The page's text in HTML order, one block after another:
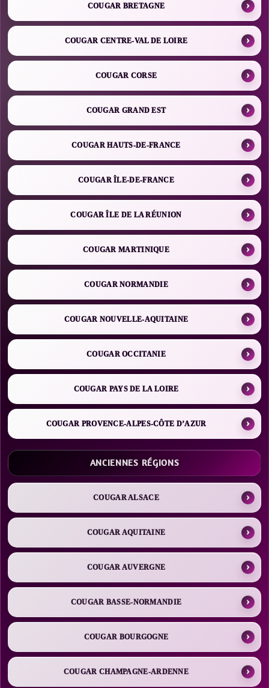
COUGAR BRETAGNE
COUGAR CENTRE-VAL DE LOIRE
COUGAR CORSE
COUGAR GRAND EST
COUGAR HAUTS-DE-FRANCE
COUGAR ÎLE-DE-FRANCE
COUGAR ÎLE DE LA RÉUNION
COUGAR MARTINIQUE
COUGAR NORMANDIE
COUGAR NOUVELLE-AQUITAINE
COUGAR OCCITANIE
COUGAR PAYS DE LA LOIRE
COUGAR PROVENCE-ALPES-CÔTE D’AZUR
ANCIENNES RÉGIONS
COUGAR ALSACE
COUGAR AQUITAINE
COUGAR AUVERGNE
COUGAR BASSE-NORMANDIE
COUGAR BOURGOGNE
COUGAR CHAMPAGNE-ARDENNE